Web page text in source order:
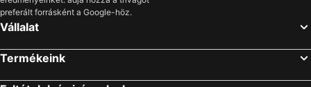
preferált forrásként a Google-höz.
Vállalat
Termékeink